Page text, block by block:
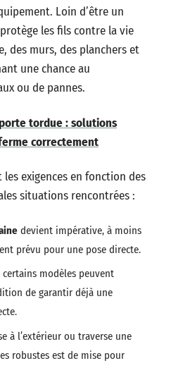
Loin d’être un
les fils contre la vie
des murs, des planchers et
une chance au
ou de pannes.
tordue : solutions
correctement
exigences en fonction des
situations rencontrées :
devient impérative, à moins
prévu pour une pose directe.
modèles peuvent
de garantir déjà une
à l’extérieur ou traverse une
robustes est de mise pour